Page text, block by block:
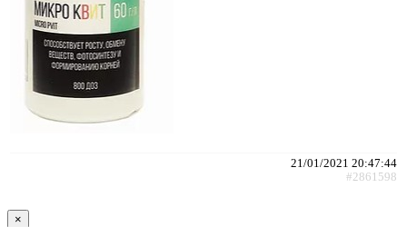
21/01/2021 20:47:44
#2861598
×